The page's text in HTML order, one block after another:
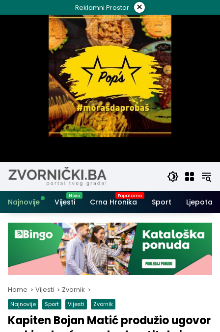
to
Reklamni Prostor ×
Najnovije Vijesti Crna Hronika Sport Ljepota i
Home Vijesti Zvornik
Najnovije Sport Vijesti Zvornik
Kapiten Bojan Matić produžio ugovor